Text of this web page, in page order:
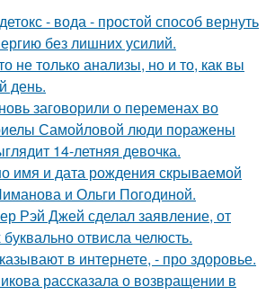
- вода - простой способ вернуть
без лишних усилий.
не только анализы, но и то, как вы
день.
заговорили о переменах во
Самойловой люди поражены
14-летняя девочка.
имя и дата рождения скрываемой
и Ольги Погодиной.
Рэй Джей сделал заявление, от
буквально отвисла челюсть.
в интернете, - про здоровье.
рассказала о возвращении в